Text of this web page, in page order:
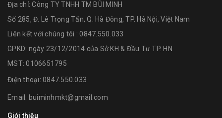
Địa chỉ:Công TY TNHH TM BÙI MINH
Số 285, Đ. Lê Trọng Tấn, Q. Hà Đông, TP. Hà Nội, Việt Nam
Liên kết với chúng tôi : 0847.550.033
GPKD: ngày 23/12/2014 của Sở KH & Đầu Tư TP. HN
MST: 0106651795
Điện thoại: 0847.550.033
Email: buiminhmkt@gmail.com
Giới thiệu